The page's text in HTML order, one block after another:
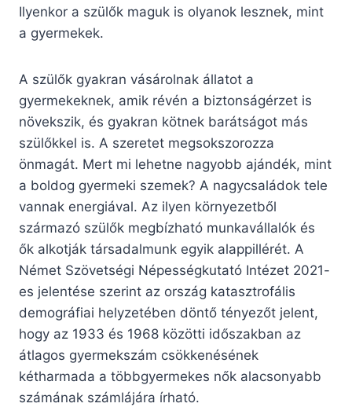
Ilyenkor a szülők maguk is olyanok lesznek, mint
a gyermekek.
A szülők gyakran vásárolnak állatot a
gyermekeknek, amik révén a biztonságérzet is
növekszik, és gyakran kötnek barátságot más
szülőkkel is. A szeretet megsokszorozza
önmagát. Mert mi lehetne nagyobb ajándék, mint
a boldog gyermeki szemek? A nagycsaládok tele
vannak energiával. Az ilyen környezetből
származó szülők megbízható munkavállalók és
ők alkotják társadalmunk egyik alappillérét. A
Német Szövetségi Népességkutató Intézet 2021-
es jelentése szerint az ország katasztrofális
demográfiai helyzetében döntő tényezőt jelent,
hogy az 1933 és 1968 közötti időszakban az
átlagos gyermekszám csökkenésének
kétharmada a többgyermekes nők alacsonyabb
számának számlájára írható.